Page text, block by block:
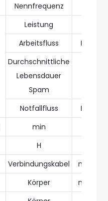
Nennfrequenz
Leistung
Arbeitsfluss
Lm
Durchschnittliche
Lebensdauer
Spam
Notfallfluss
Lm
min
H
Verbindungskabel mm
Körper mm